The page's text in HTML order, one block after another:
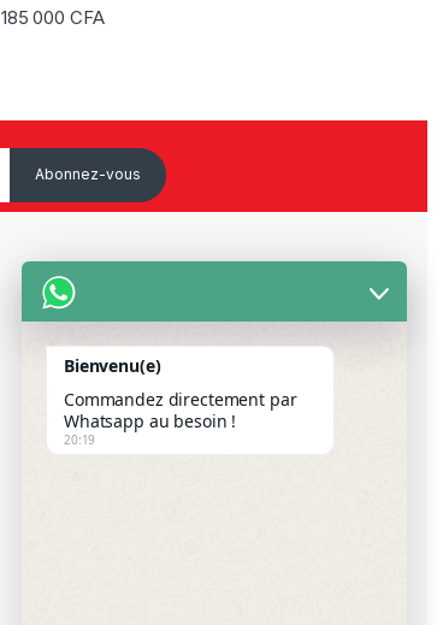
Note5.00
sur 5
185 000 CFA
Service Client
Mon Compte
Paiement Par Wave & Orange
Money
Bienvenu(e)
Commandez directement par
Whatsapp au besoin !
20:19